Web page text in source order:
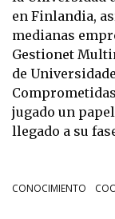
en Finlandia,
medianas
Gestionet
de
jugado un
llegado a su
CONOCIMIENTO